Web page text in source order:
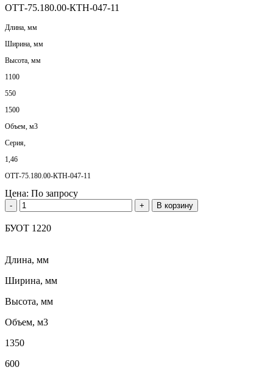
ОТТ-75.180.00-КТН-047-11
Длина, мм
Ширина, мм
Высота, мм
1100
550
1500
Объем, м3
Серия,
1,46
ОТТ-75.180.00-КТН-047-11
Цена: По запросу
- + В корзину
БУОТ 1220
Длина, мм
Ширина, мм
Высота, мм
Объем, м3
1350
600